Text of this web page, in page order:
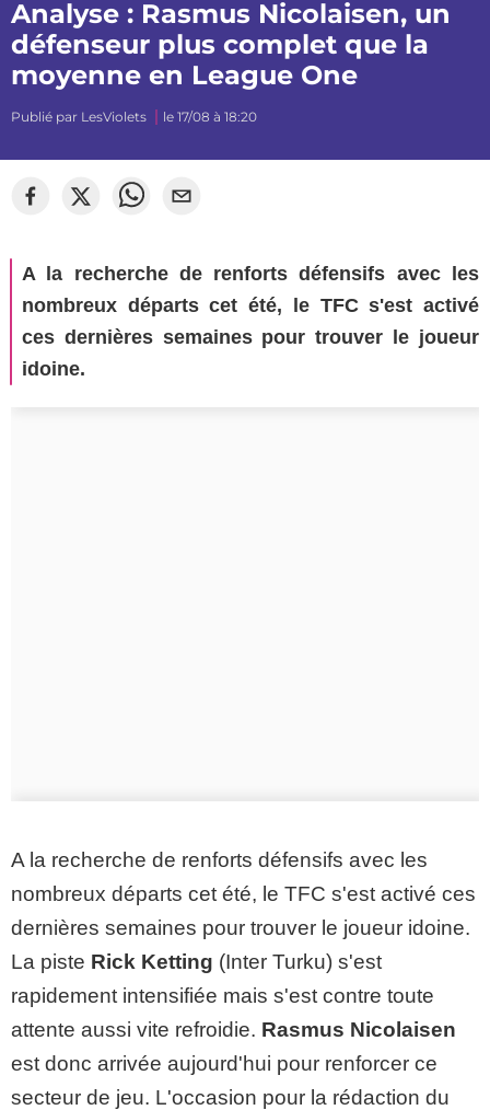
Analyse : Rasmus Nicolaisen, un
défenseur plus complet que la
moyenne en League One
Publié par LesViolets le 17/08 à 18:20
A la recherche de renforts défensifs avec les
nombreux départs cet été, le TFC s'est activé
ces dernières semaines pour trouver le joueur
idoine.
A la recherche de renforts défensifs avec les
nombreux départs cet été, le TFC s'est activé ces
dernières semaines pour trouver le joueur idoine.
La piste Rick Ketting (Inter Turku) s'est
rapidement intensifiée mais s'est contre toute
attente aussi vite refroidie. Rasmus Nicolaisen
est donc arrivée aujourd'hui pour renforcer ce
secteur de jeu. L'occasion pour la rédaction du